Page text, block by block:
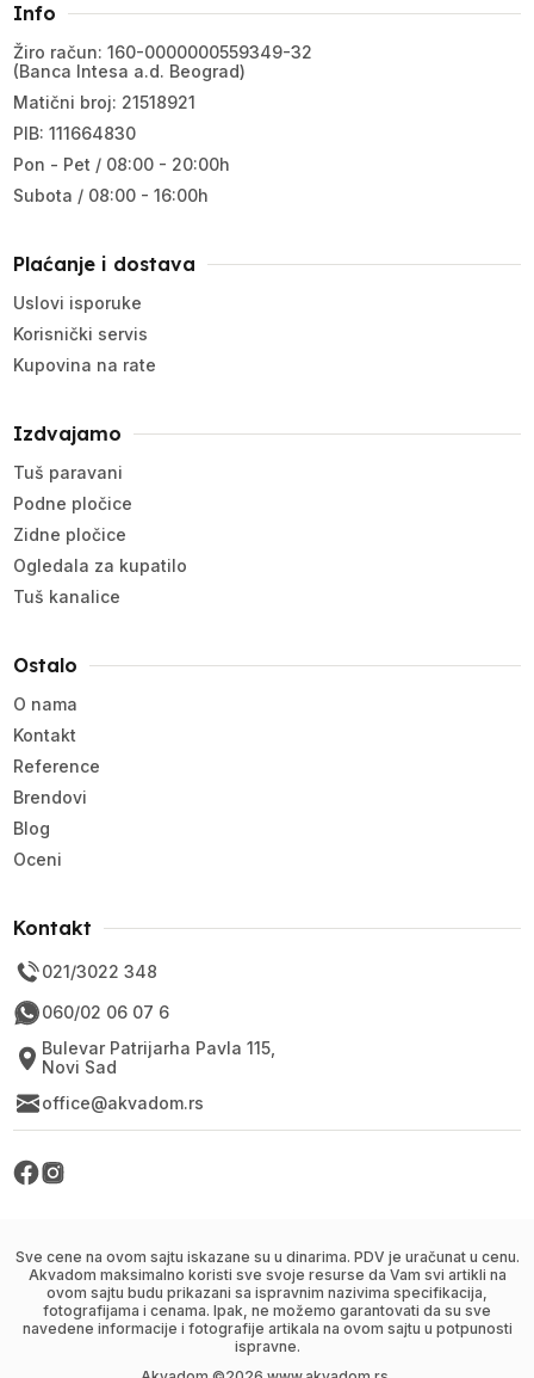
Info
Žiro račun: 160-0000000559349-32
(Banca Intesa a.d. Beograd)
Matični broj: 21518921
PIB: 111664830
Pon - Pet / 08:00 - 20:00h
Subota / 08:00 - 16:00h
Plaćanje i dostava
Uslovi isporuke
Korisnički servis
Kupovina na rate
Izdvajamo
Tuš paravani
Podne pločice
Zidne pločice
Ogledala za kupatilo
Tuš kanalice
Ostalo
O nama
Kontakt
Reference
Brendovi
Blog
Oceni
Kontakt
021/3022 348
060/02 06 07 6
Bulevar Patrijarha Pavla 115,
Novi Sad
office@akvadom.rs
Sve cene na ovom sajtu iskazane su u dinarima. PDV je uračunat u cenu.
Akvadom maksimalno koristi sve svoje resurse da Vam svi artikli na
ovom sajtu budu prikazani sa ispravnim nazivima specifikacija,
fotografijama i cenama. Ipak, ne možemo garantovati da su sve
navedene informacije i fotografije artikala na ovom sajtu u potpunosti
ispravne.